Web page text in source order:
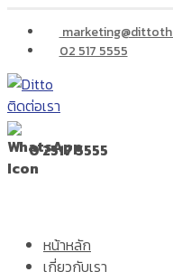
02 517 5555
ติดต่อเรา
0 2517 5555
หน้าหลัก
เกี่ยวกับเรา